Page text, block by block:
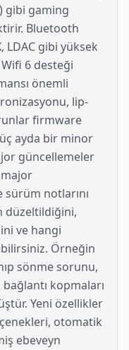
gibi gaming
Bluetooth
LDAC gibi yüksek
6 desteği
önemli
lip-
firmware
ayda bir minor
güncellemeler
notlarını
düzeltildiğini,
ve hangi
Örneğin
sönme sorunu,
kopmaları
Yeni özellikler
otomatik
ebeveyn